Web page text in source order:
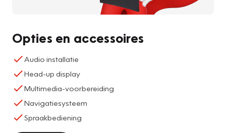
Opties en accessoires
Audio installatie
Head-up display
Multimedia-voorbereiding
Navigatiesysteem
Spraakbediening